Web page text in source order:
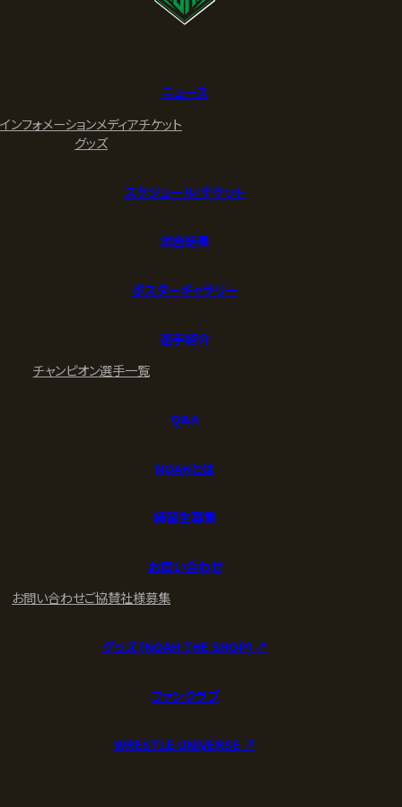
ニュース
インフォメーションメディアチケット
グッズ
スケジュール/チケット
試合結果
ポスターギャラリー
選手紹介
チャンピオン選手一覧
Q&A
NOAHとは
練習生募集
お問い合わせ
お問い合わせご協賛社様募集
グッズ (NOAH THE SHOP) ↗︎
ファンクラブ
WRESTLE UNIVERSE ↗︎